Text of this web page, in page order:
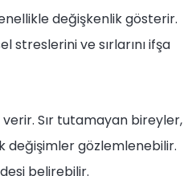
değişkenlik gösterir.
streslerini ve sırlarını ifşa
Sır tutamayan bireyler,
değişimler gözlemlenebilir.
belirebilir.